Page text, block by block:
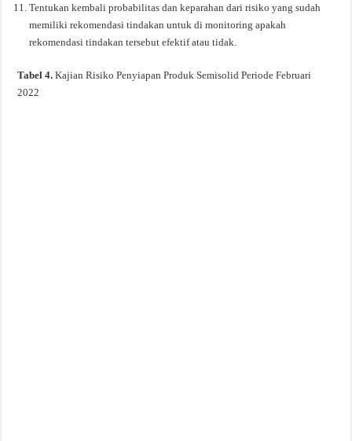
Tentukan kembali probabilitas dan keparahan dari risiko yang sudah
memiliki rekomendasi tindakan untuk di monitoring apakah
rekomendasi tindakan tersebut efektif atau tidak.
Tabel 4.Kajian Risiko Penyiapan Produk Semisolid Periode Februari
2022